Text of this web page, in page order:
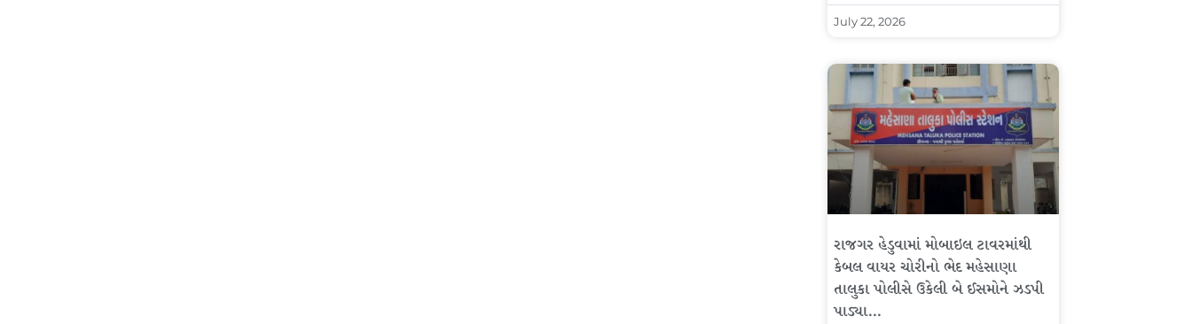
July 22, 2026
રાજગર હેડુવામાં મોબાઇલ ટાવરમાંથી
કેબલ વાયર ચોરીનો ભેદ મહેસાણા
તાલુકા પોલીસે ઉકેલી બે ઈસમોને ઝડપી
પાડ્યા…